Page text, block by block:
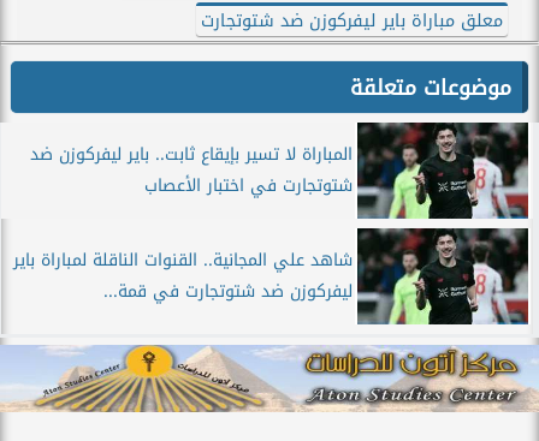
معلق مباراة باير ليفركوزن ضد شتوتجارت
موضوعات متعلقة
المباراة لا تسير بإيقاع ثابت.. باير ليفركوزن ضد
شتوتجارت في اختبار الأعصاب
شاهد علي المجانية.. القنوات الناقلة لمباراة باير
ليفركوزن ضد شتوتجارت في قمة...